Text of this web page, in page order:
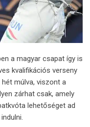
a magyar csapat így is
kvalifikációs verseny
múlva, viszont a
zárhat csak, amely
lehetőséget ad